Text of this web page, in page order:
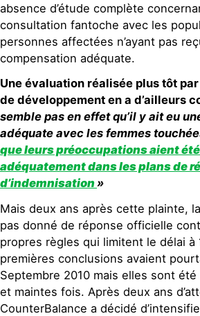
absence d’étude complète
consultation fantoche avec les
personnes affectées n’ayant pas
compensation adéquate.
Une évaluation réalisée plus tôt
de développement en a d’ailleurs
semble pas en effet qu’il y ait eu
adéquate avec les femmes
que leurs préoccupations aient
adéquatement dans les plans de
d’indemnisation»
Mais deux ans après cette plainte, la
pas donné de réponse officielle
propres règles qui limitent le délai à
premières conclusions avaient
Septembre 2010 mais elles sont
et maintes fois. Après deux ans
CounterBalance a décidé